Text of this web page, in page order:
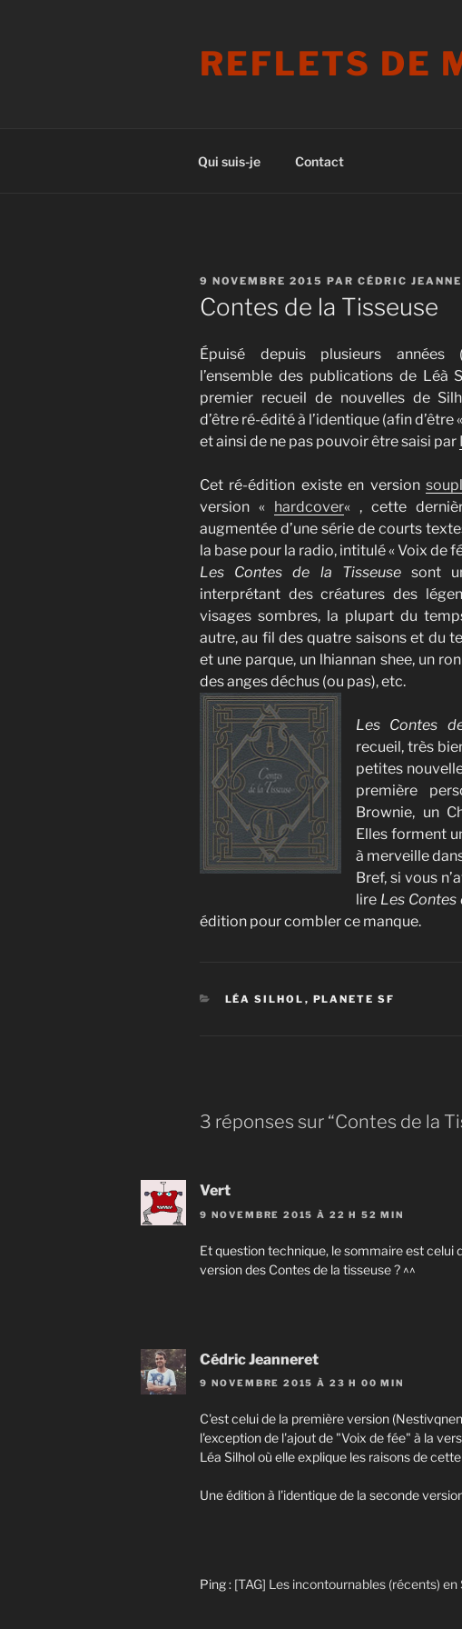
REFLETS DE
Qui suis-je Contact
PUBLIÉ
LE
9 NOVEMBRE 2015 PAR CÉDRIC
Contes de la Tisseuse
Épuisé depuis plusieurs années
l’ensemble des publications de Léà
premier recueil de nouvelles de
d’être ré-édité à l’identique (afin d’être
et ainsi de ne pas pouvoir être saisi par
Cet ré-édition existe en version
version « hardcover« , cette
augmentée d’une série de courts
la base pour la radio, intitulé « Voix de
Les Contes de la Tisseusesont
interprétant des créatures des
visages sombres, la plupart du
autre, au fil des quatre saisons et du
et une parque, un lhiannan shee, un
des anges déchus (ou pas), etc.
Les Contes
recueil, très
petites
première
Brownie, un
Elles forment
à merveille
Bref, si vous
lire Les Contes
édition pour combler ce manque.
CATÉGORIES
LÉA SILHOL , PLANETE SF
3 réponses sur “Contes de la
Vert
9 NOVEMBRE 2015 À 22 H 52 MIN
Et question technique, le sommaire est celui
version des Contes de la tisseuse ? ^^
Cédric Jeanneret
9 NOVEMBRE 2015 À 23 H 00 MIN
C'est celui de la première version
l'exception de l'ajout de "Voix de fée" à la
Léa Silhol où elle explique les raisons de
Une édition à l'identique de la seconde
Ping : [TAG] Les incontournables (récents)